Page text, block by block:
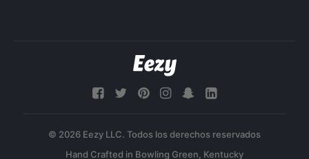
© 2026 Eezy LLC. Todos los derechos reservados